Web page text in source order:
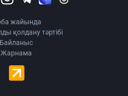
жайында
қолдану тәртібі
Байланыс
Жарнама